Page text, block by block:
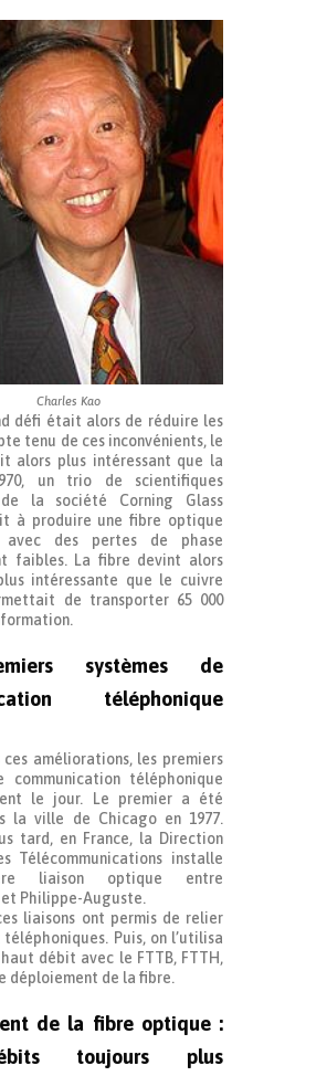
Charles Kao
défi était alors de réduire les
tenu de ces inconvénients, le
alors plus intéressant que la
un trio de scientifiques
de la société Corning Glass
à produire une fibre optique
avec des pertes de phase
faibles. La fibre devint alors
intéressante que le cuivre
de transporter 65 000
systèmes de
téléphonique
améliorations, les premiers
communication téléphonique
le jour. Le premier a été
la ville de Chicago en 1977.
tard, en France, la Direction
Télécommunications installe
liaison optique entre
Philippe-Auguste.
liaisons ont permis de relier
Puis, on l’utilisa
débit avec le FTTB, FTTH,
déploiement de la fibre.
de la fibre optique :
toujours plus